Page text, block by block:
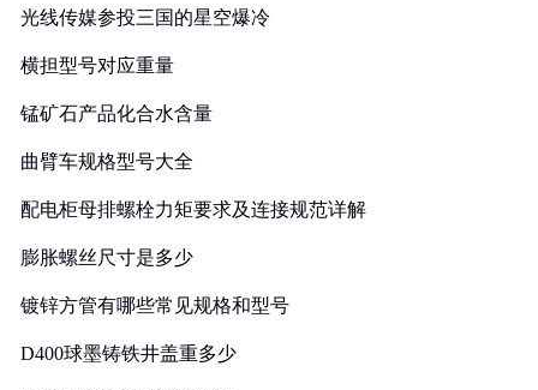
光线传媒参投三国的星空爆冷
横担型号对应重量
锰矿石产品化合水含量
曲臂车规格型号大全
配电柜母排螺栓力矩要求及连接规范详解
膨胀螺丝尺寸是多少
镀锌方管有哪些常见规格和型号
D400球墨铸铁井盖重多少